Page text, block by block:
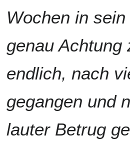
Wochen in
genau Achtung
endlich, nach
gegangen und
lauter Betrug